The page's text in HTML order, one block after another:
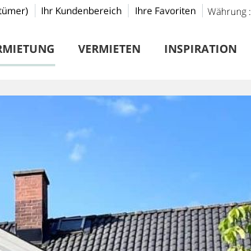
Währung :
Ihre Favoriten
Ihr Kundenbereich
VERMIETEN INSPIRATION